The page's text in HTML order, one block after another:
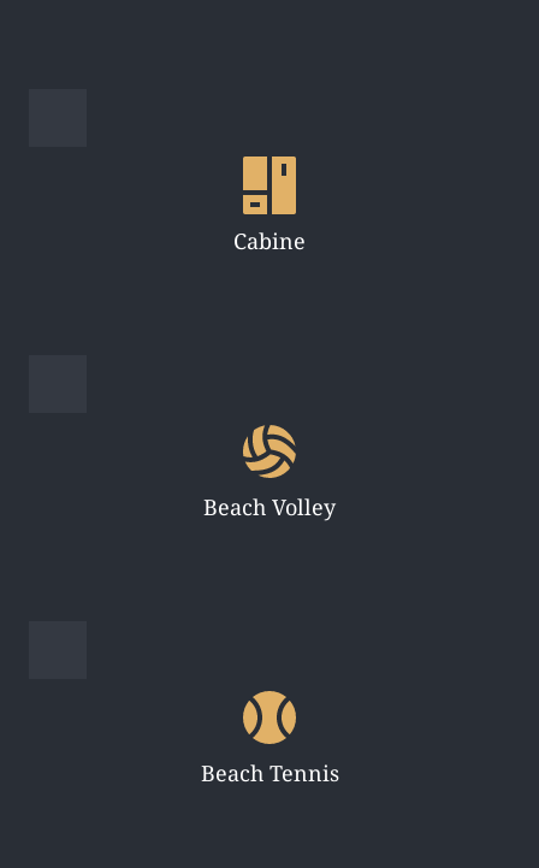
Cabine
Beach Volley
Beach Tennis